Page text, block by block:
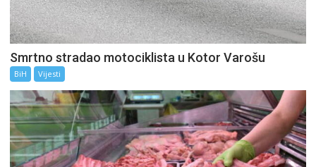
Smrtno stradao motociklista u Kotor Varošu
BiH Vijesti